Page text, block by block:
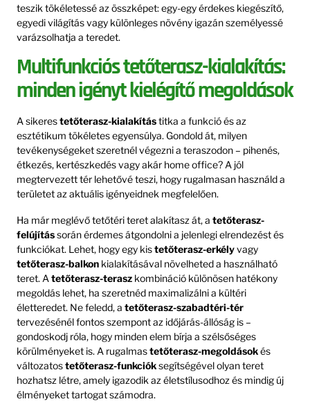
teszik tökéletessé az összképet: egy-egy érdekes kiegészítő,
egyedi világítás vagy különleges növény igazán személyessé
varázsolhatja a teredet.
Multifunkciós tetőterasz-kialakítás:
minden igényt kielégítő megoldások
A sikerestetőterasz-kialakítástitka a funkció és az
esztétikum tökéletes egyensúlya. Gondold át, milyen
tevékenységeket szeretnél végezni a teraszodon – pihenés,
étkezés, kertészkedés vagy akár home office? A jól
megtervezett tér lehetővé teszi, hogy rugalmasan használd a
területet az aktuális igényeidnek megfelelően.
Ha már meglévő tetőtéri teret alakítasz át, a tetőterasz-
felújítássorán érdemes átgondolni a jelenlegi elrendezést és
funkciókat. Lehet, hogy egy kistetőterasz-erkélyvagy
tetőterasz-balkon kialakításával növelheted a használható
teret. Atetőterasz-terasz kombináció különösen hatékony
megoldás lehet, ha szeretnéd maximalizálni a kültéri
életteredet. Ne feledd, a tetőterasz-szabadtéri-tér
tervezésénél fontos szempont az időjárás-állóság is –
gondoskodj róla, hogy minden elem bírja a szélsőséges
körülményeket is. A rugalmastetőterasz-megoldásokés
változatostetőterasz-funkcióksegítségével olyan teret
hozhatsz létre, amely igazodik az életstílusodhoz és mindig új
élményeket tartogat számodra.